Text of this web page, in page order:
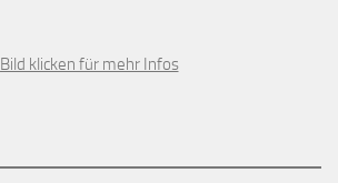
Bild klicken für mehr Infos